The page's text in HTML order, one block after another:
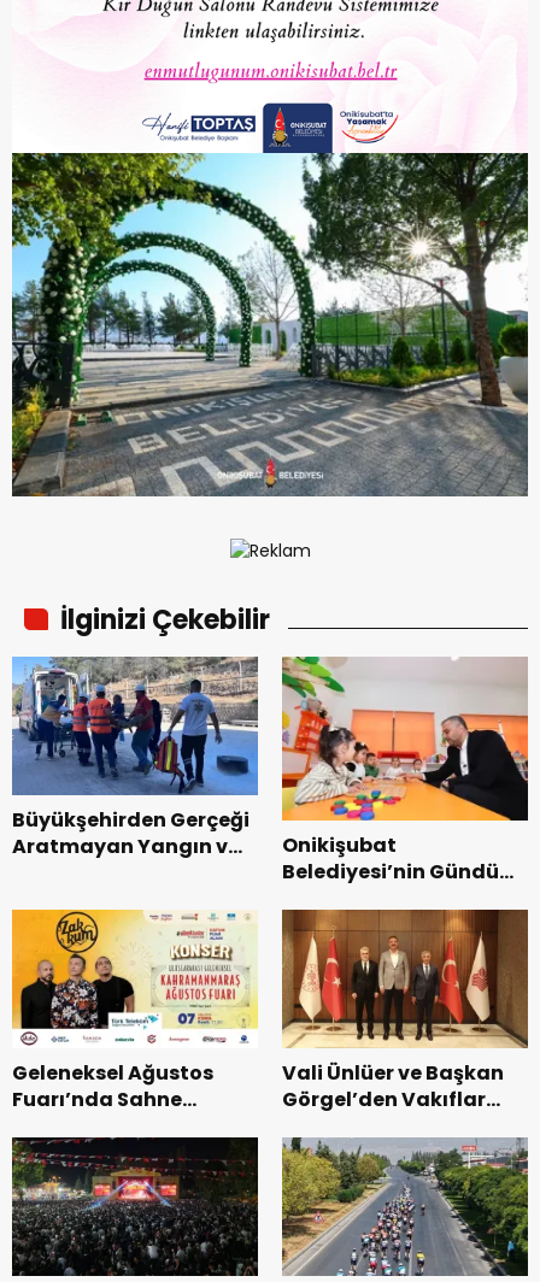
İlginizi Çekebilir
Büyükşehirden Gerçeği
Aratmayan Yangın ve
Onikişubat
Belediyesi’nin Gündüz
dönemin ön kayıtları
başladı.
Geleneksel Ağustos
Fuarı’nda Sahne
Vali Ünlüer ve Başkan
Görgel’den Vakıflar
ziyaret.